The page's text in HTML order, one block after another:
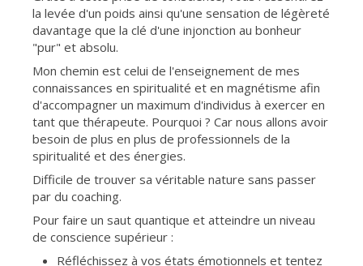
la levée d'un poids ainsi qu'une sensation de légèreté
davantage que la clé d'une injonction au bonheur
"pur" et absolu.
Mon chemin est celui de l'enseignement de mes
connaissances en spiritualité et en magnétisme afin
d'accompagner un maximum d'individus à exercer en
tant que thérapeute. Pourquoi ? Car nous allons avoir
besoin de plus en plus de professionnels de la
spiritualité et des énergies.
Difficile de trouver sa véritable nature sans passer
par du coaching.
Pour faire un saut quantique et atteindre un niveau
de conscience supérieur :
Réfléchissez à vos états émotionnels et tentez